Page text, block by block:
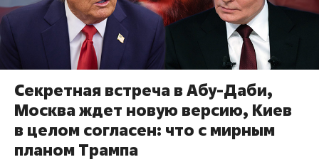
Секретная встреча в Абу-Даби,
Москва ждет новую версию, Киев
в целом согласен: что с мирным
планом Трампа